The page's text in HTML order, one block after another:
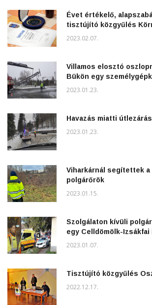
Évet értékelő,
tisztújító közgyűlés
2023.02.07.
Villamos elosztó
Bükön egy
2023.01.23.
Havazás miatti
2023.01.23.
Viharkárnál segítettek a
polgárőrök
2023.01.15.
Szolgálaton kívüli
egy Celldömölk-
2023.01.07.
Tisztújító közgyűlés
2022.12.17.